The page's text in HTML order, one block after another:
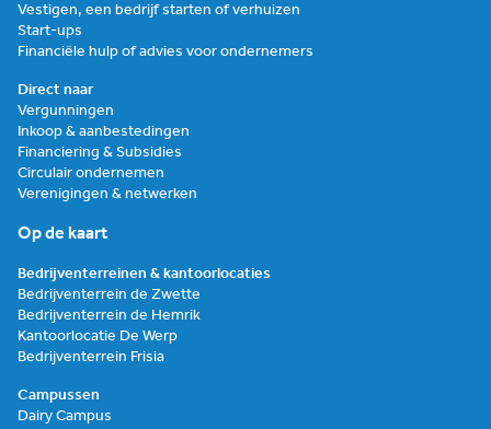
Vestigen, een bedrijf starten of verhuizen
Start-ups
Financiële hulp of advies voor ondernemers
Direct naar
Vergunningen
Inkoop & aanbestedingen
Financiering & Subsidies
Circulair ondernemen
Verenigingen & netwerken
Op de kaart
Bedrijventerreinen & kantoorlocaties
Bedrijventerrein de Zwette
Bedrijventerrein de Hemrik
Kantoorlocatie De Werp
Bedrijventerrein Frisia
Campussen
Dairy Campus